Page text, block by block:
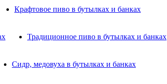
Крафтовое пиво в бутылках и банках
Традиционное пиво в бутылках и банках
Сидр, медовуха в бутылках и банках